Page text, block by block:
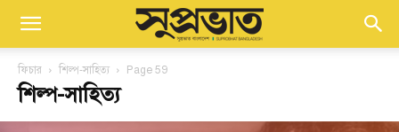
ফিচার শিল্প-সাহিত্য Page 59
শিল্প-সাহিত্য